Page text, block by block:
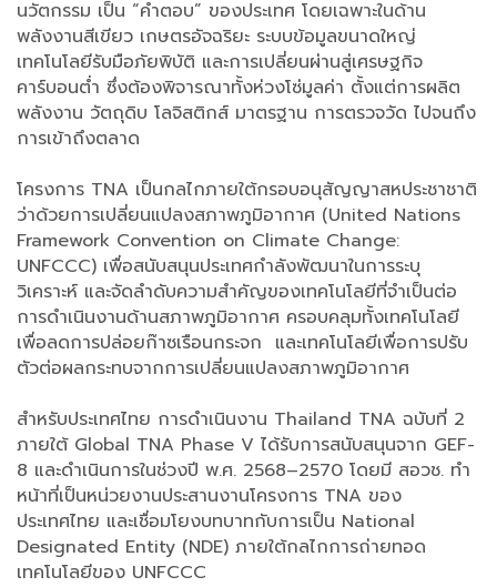
นวัตกรรม เป็น “คำตอบ” ของประเทศ โดยเฉพาะในด้าน
พลังงานสีเขียว เกษตรอัจฉริยะ ระบบข้อมูลขนาดใหญ่
เทคโนโลยีรับมือภัยพิบัติ และการเปลี่ยนผ่านสู่เศรษฐกิจ
คาร์บอนต่ำ ซึ่งต้องพิจารณาทั้งห่วงโซ่มูลค่า ตั้งแต่การผลิต
พลังงาน วัตถุดิบ โลจิสติกส์ มาตรฐาน การตรวจวัด ไปจนถึง
การเข้าถึงตลาด
โครงการ TNA เป็นกลไกภายใต้กรอบอนุสัญญาสหประชาชาติ
ว่าด้วยการเปลี่ยนแปลงสภาพภูมิอากาศ (United Nations
Framework Convention on Climate Change:
UNFCCC) เพื่อสนับสนุนประเทศกำลังพัฒนาในการระบุ
วิเคราะห์ และจัดลำดับความสำคัญของเทคโนโลยีที่จำเป็นต่อ
การดำเนินงานด้านสภาพภูมิอากาศ ครอบคลุมทั้งเทคโนโลยี
เพื่อลดการปล่อยก๊าซเรือนกระจก และเทคโนโลยีเพื่อการปรับ
ตัวต่อผลกระทบจากการเปลี่ยนแปลงสภาพภูมิอากาศ
สำหรับประเทศไทย การดำเนินงาน Thailand TNA ฉบับที่ 2
ภายใต้ Global TNA Phase V ได้รับการสนับสนุนจาก GEF-
8 และดำเนินการในช่วงปี พ.ศ. 2568–2570 โดยมี สอวช. ทำ
หน้าที่เป็นหน่วยงานประสานงานโครงการ TNA ของ
ประเทศไทย และเชื่อมโยงบทบาทกับการเป็น National
Designated Entity (NDE) ภายใต้กลไกการถ่ายทอด
เทคโนโลยีของ UNFCCC